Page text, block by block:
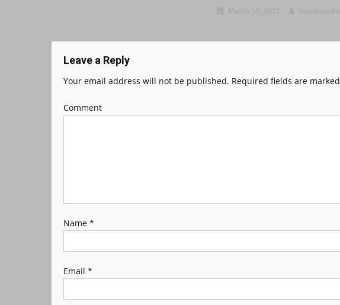
Leave a Reply
Your email address will not be published. Required fields are marked
Comment
Name *
Email *